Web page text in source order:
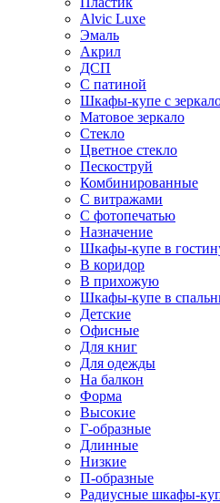
Alvic Luxe
Эмаль
Акрил
ДСП
С патиной
Шкафы-купе с
Матовое зеркало
Стекло
Цветное стекло
Пескоструй
Комбинированные
С витражами
С фотопечатью
Назначение
Шкафы-купе в
В коридор
В прихожую
Шкафы-купе в
Детские
Офисные
Для книг
Для одежды
На балкон
Форма
Высокие
Г-образные
Длинные
Низкие
П-образные
Радиусные шкафы-